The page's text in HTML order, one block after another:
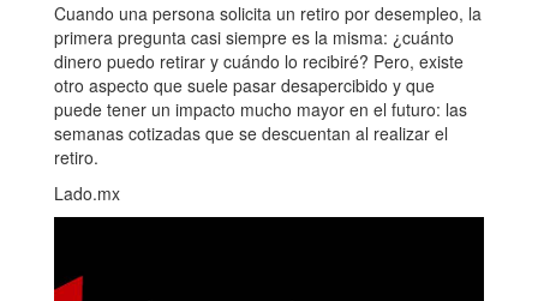
Cuando una persona solicita un retiro por desempleo, la
primera pregunta casi siempre es la misma: ¿cuánto
dinero puedo retirar y cuándo lo recibiré? Pero, existe
otro aspecto que suele pasar desapercibido y que
puede tener un impacto mucho mayor en el futuro: las
semanas cotizadas que se descuentan al realizar el
retiro.
Lado.mx